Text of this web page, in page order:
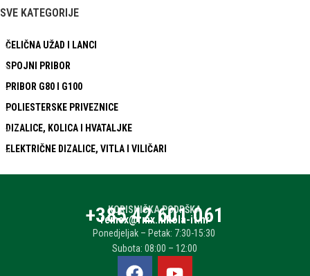
SVE KATEGORIJE
ČELIČNA UŽAD I LANCI
SPOJNI PRIBOR
PRIBOR G80 I G100
POLIESTERSKE PRIVEZNICE
DIZALICE, KOLICA I HVATALJKE
ELEKTRIČNE DIZALICE, VITLA I VILIČARI
KORISNIČKA PODRŠKA
+385 42 601 061
remex@rmx.nikola-it.hr
Ponedjeljak – Petak: 7:30-15:30
Subota: 08:00 – 12:00